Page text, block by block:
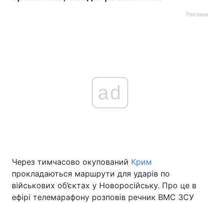
Реклама
ad
Через тимчасово окупований Крим
прокладаються маршрути для ударів по
військових об’єктах у Новоросійську. Про це в
ефірі телемарафону розповів речник ВМС ЗСУ